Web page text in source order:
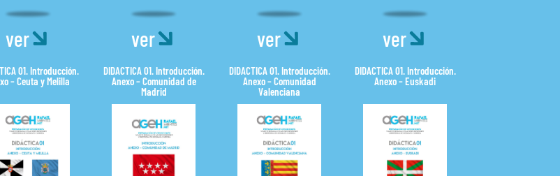
ver ver ver ver
01. Introducción.
– Ceuta y Melilla
DIDACTICA 01. Introducción.
Anexo – Comunidad de
Madrid
DIDACTICA 01. Introducción.
Anexo – Comunidad
Valenciana
DIDACTICA 01. Introducción.
Anexo – Euskadi